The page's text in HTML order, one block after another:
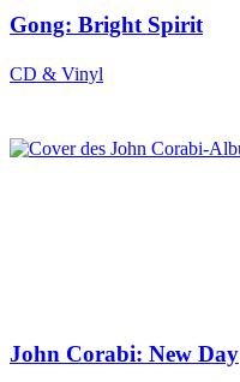
Gong: Bright Spirit
CD & Vinyl
John Corabi: New Day